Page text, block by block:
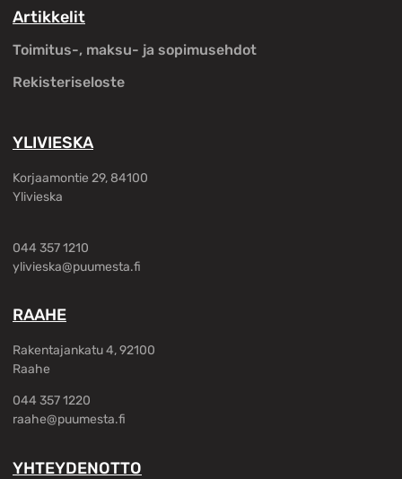
Artikkelit
Toimitus-, maksu- ja sopimusehdot
Rekisteriseloste
YLIVIESKA
Korjaamontie 29, 84100
Ylivieska
044 357 1210
ylivieska@puumesta.fi
RAAHE
Rakentajankatu 4, 92100
Raahe
044 357 1220
raahe@puumesta.fi
YHTEYDENOTTO